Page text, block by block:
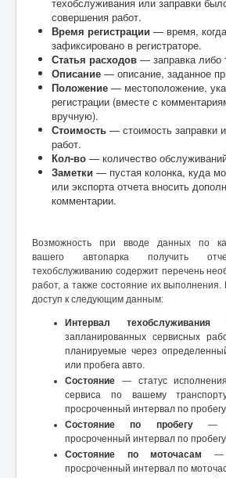
совершения работ.
Время регистрации — время,
зафиксировано в регистраторе.
Статья расходов — заправка либо
Описание — описание, заданное
Положение — местоположение,
регистрации (вместе с
вручную).
Стоимость — стоимость заправки
работ.
Кол-во — количество
Заметки — пустая колонка, куда
или экспорта отчета вносить
комментарии.
Возможность при вводе данных по
вашего автопарка получить
техобслуживанию содержит перечень
работ, а также состояние их
доступ к следующим данным:
Интервал техобслуживания —
запланированных сервисных
планируемые через
или пробега авто.
Состояние — статус
сервиса по вашему
просроченный интервал по
Состояние по пробегу—
просроченный интервал по
Состояние по моточасам —
просроченный интервал по